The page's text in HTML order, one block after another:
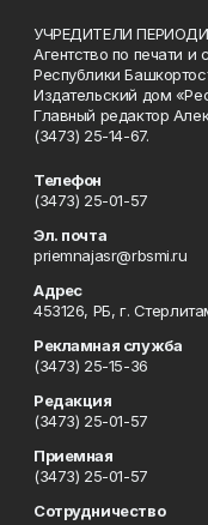
УЧРЕДИТЕЛИ
Агентство по печати
Республики
Издательский дом
Главный редактор
(3473) 25-14-67.
Телефон
(3473) 25-01-57
Эл. почта
priemnajasr@rbsmi.ru
Адрес
453126, РБ, г.
Рекламная служба
(3473) 25-15-36
Редакция
(3473) 25-01-57
Приемная
(3473) 25-01-57
Сотрудничество